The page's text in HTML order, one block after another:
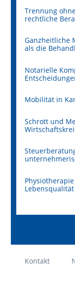
Trennung
rechtliche
Ganzheitliche
als die
Notarielle
Mobilität in
Schrott und
Lebensqualität
Kontakt